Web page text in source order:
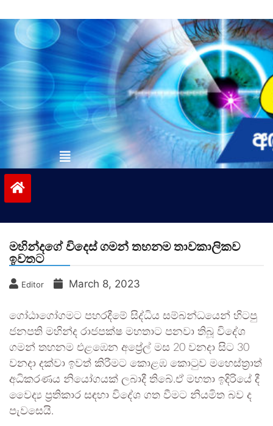
to
contentvinivida.lk
මහින්දගේ විදෙස් ගමන් තහනම තාවකාලිකව
ඉවතට
Editor March 8, 2023
ගෝඨාගෝගමට පහරදීමේ සිද්ධිය සම්බන්ධයෙන් හිටපු
ජනපති මහින්ද රාජපක්ෂ මහතාට පනවා තිබූ විදේශ
ගමන් තහනම එළඹෙන අප්‍රේල් මස 20 වනදා සිට 30
වනදා දක්වා ඉවත් කිරීමට කොළඹ කොටුව මහෙස්ත්‍රාත්
අධිකරණය නියෝගයක් ලබාදී තිබේ.ඒ මහතා ඉදිරියේ දී
වෛද්‍ය ප්‍රතිකාර සඳහා විදේශ ගත වීමට නියමිත බව ද
පැවසෙයි.